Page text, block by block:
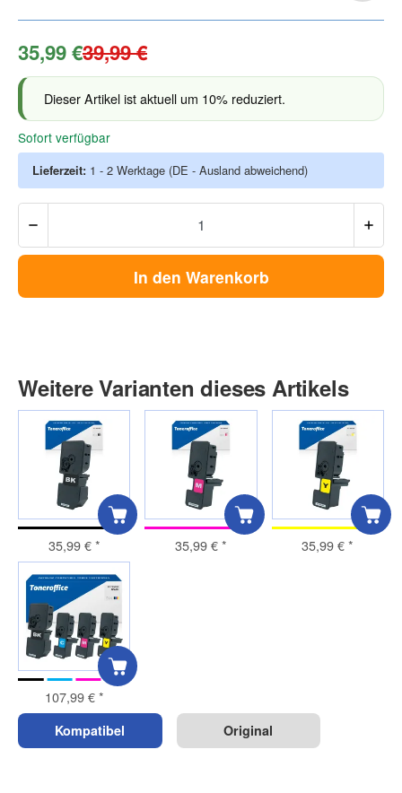
35,99 €39,99 €
Dieser Artikel ist aktuell um 10% reduziert.
Sofort verfügbar
Lieferzeit: 1 - 2 Werktage (DE - Ausland abweichend)
In den Warenkorb
Weitere Varianten dieses Artikels
35,99 €* 35,99 €* 35,99 €*
107,99 €*
Kompatibel Original